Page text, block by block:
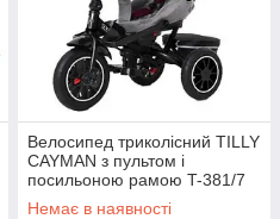
Велосипед триколісний TILLY
CAYMAN з пультом і
посильоною рамою T-381/7
Червоний льон /1/
Немає в наявності